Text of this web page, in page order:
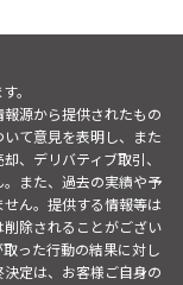
。
源から提供されたもの
て意見を表明し、また
、デリバティブ取引、
また、過去の実績や予
ん。提供する情報等は
除されることがござい
った行動の結果に対し
定は、お客様ご自身の